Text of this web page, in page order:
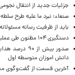
جزئیات جدید از انتقال
صنعاء: نبرد ما علیه طرح
باید از ظرفیت رسانه
دستگیری ۱۰۴ مظنون طی عملیات‌هایی علیه داعش در ترکیه
دانش اموزان متوسطه اول
آخرین قسمت از گفت‌وگوی